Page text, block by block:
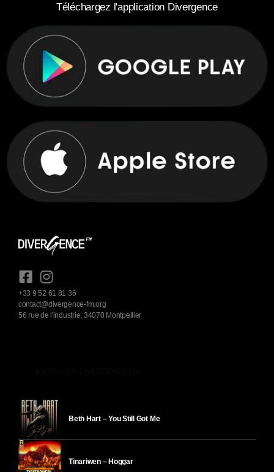
Téléchargez l'application Divergence
+33 9 52 61 81 36
contact@divergence-fm.org
56 rue de l'industrie, 34070 Montpellier
Beth Hart – You Still Got Me
Tinariwen – Hoggar